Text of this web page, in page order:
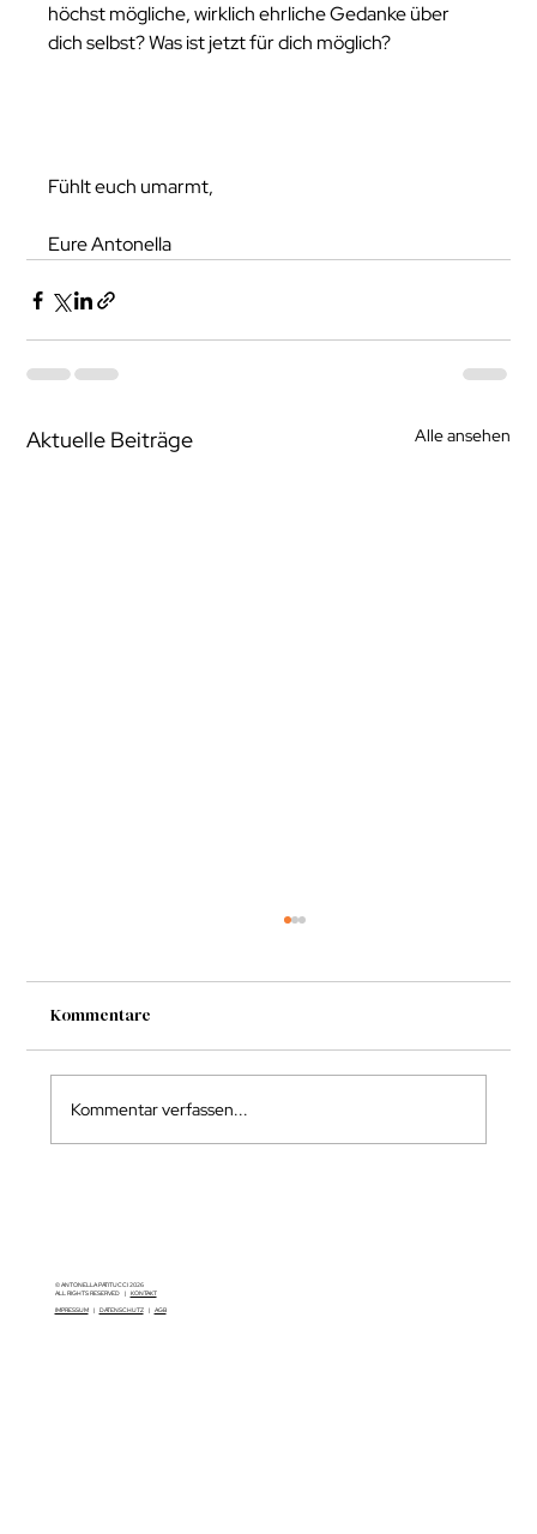
höchst mögliche, wirklich ehrliche Gedanke über
dich selbst? Was ist jetzt für dich möglich?
Fühlt euch umarmt,
Eure Antonella
Aktuelle Beiträge Alle ansehen
Kommentare
Kommentar verfassen...
© ANTONELLA PATITUCCI 2026
ALL RIGHTS RESERVED | KONTAKT
IMPRESSUM| DATENSCHUTZ| AGB